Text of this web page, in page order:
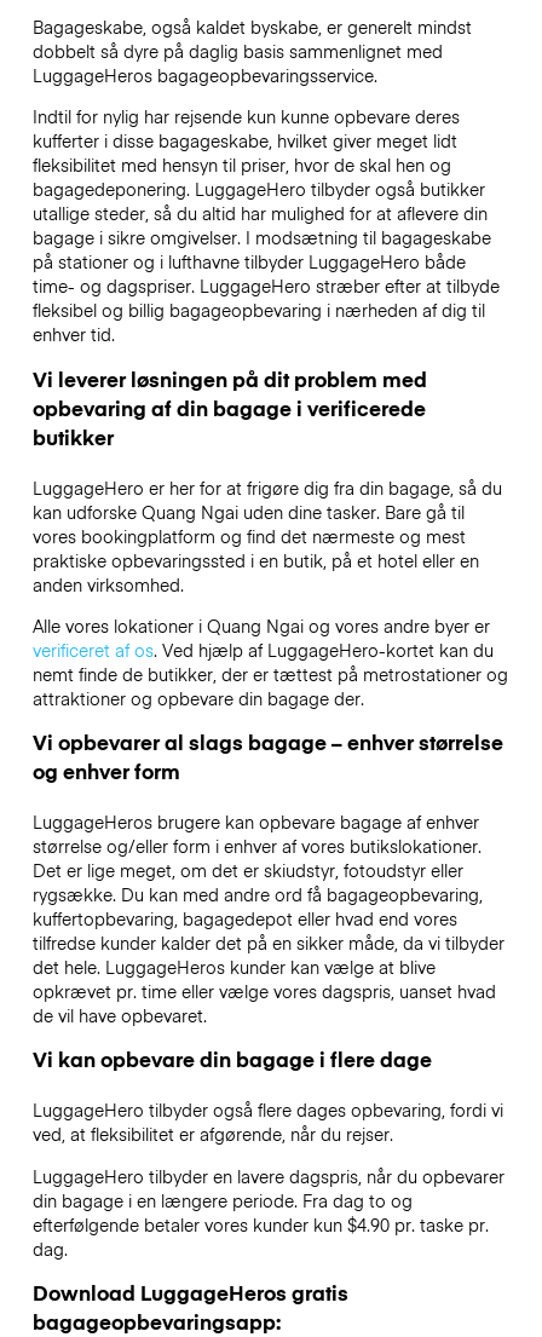
Bagageskabe, også kaldet byskabe, er generelt mindst
dobbelt så dyre på daglig basis sammenlignet med
LuggageHeros bagageopbevaringsservice.
Indtil for nylig har rejsende kun kunne opbevare deres
kufferter i disse bagageskabe, hvilket giver meget lidt
fleksibilitet med hensyn til priser, hvor de skal hen og
bagagedeponering. LuggageHero tilbyder også butikker
utallige steder, så du altid har mulighed for at aflevere din
bagage i sikre omgivelser. I modsætning til bagageskabe
på stationer og i lufthavne tilbyder LuggageHero både
time- og dagspriser. LuggageHero stræber efter at tilbyde
fleksibel og billig bagageopbevaring i nærheden af dig til
enhver tid.
Vi leverer løsningen på dit problem med
opbevaring af din bagage i verificerede
butikker
LuggageHero er her for at frigøre dig fra din bagage, så du
kan udforske Quang Ngai uden dine tasker. Bare gå til
vores bookingplatform og find det nærmeste og mest
praktiske opbevaringssted i en butik, på et hotel eller en
anden virksomhed.
Alle vores lokationer i Quang Ngai og vores andre byer er
verificeret af os. Ved hjælp af LuggageHero-kortet kan du
nemt finde de butikker, der er tættest på metrostationer og
attraktioner og opbevare din bagage der.
Vi opbevarer al slags bagage – enhver størrelse
og enhver form
LuggageHeros brugere kan opbevare bagage af enhver
størrelse og/eller form i enhver af vores butikslokationer.
Det er lige meget, om det er skiudstyr, fotoudstyr eller
rygsække. Du kan med andre ord få bagageopbevaring,
kuffertopbevaring, bagagedepot eller hvad end vores
tilfredse kunder kalder det på en sikker måde, da vi tilbyder
det hele. LuggageHeros kunder kan vælge at blive
opkrævet pr. time eller vælge vores dagspris, uanset hvad
de vil have opbevaret.
Vi kan opbevare din bagage i flere dage
LuggageHero tilbyder også flere dages opbevaring, fordi vi
ved, at fleksibilitet er afgørende, når du rejser.
LuggageHero tilbyder en lavere dagspris, når du opbevarer
din bagage i en længere periode. Fra dag to og
efterfølgende betaler vores kunder kun $4.90 pr. taske pr.
dag.
Download LuggageHeros gratis
bagageopbevaringsapp: